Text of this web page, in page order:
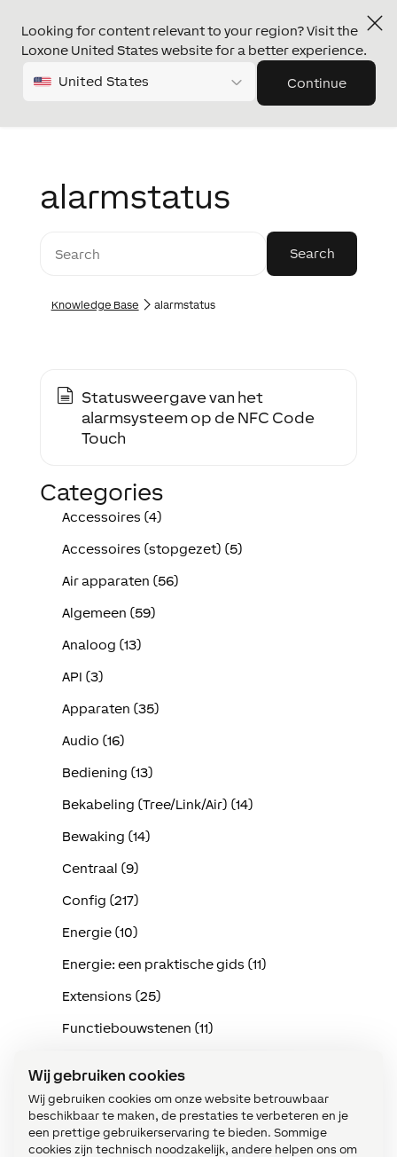
Wij gebruiken cookies
Wij gebruiken cookies om onze website betrouwbaar
beschikbaar te maken, de prestaties te verbeteren en je
een prettige gebruikerservaring te bieden. Sommige
cookies zijn technisch noodzakelijk, andere helpen ons om
Looking for content relevant to your region? Visit the
Loxone United States website for a better experience.
United States Continue
alarmstatus
Knowledge Base alarmstatus
Statusweergave van het
alarmsysteem op de NFC Code
Touch
Categories
Accessoires (4)
Accessoires (stopgezet) (5)
Air apparaten (56)
Algemeen (59)
Analoog (13)
API (3)
Apparaten (35)
Audio (16)
Bediening (13)
Bekabeling (Tree/Link/Air) (14)
Bewaking (14)
Centraal (9)
Config (217)
Energie (10)
Energie: een praktische gids (11)
Extensions (25)
Functiebouwstenen (11)
Intercom (3)
Klimaat (15)